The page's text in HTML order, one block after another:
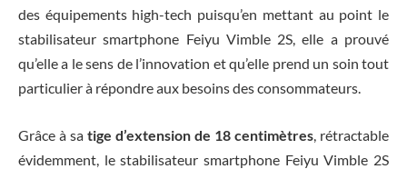
des équipements high-tech puisqu’en mettant au point le
stabilisateur smartphone Feiyu Vimble 2S, elle a prouvé
qu’elle a le sens de l’innovation et qu’elle prend un soin tout
particulier à répondre aux besoins des consommateurs.
Grâce à sa tige d’extension de 18 centimètres, rétractable
évidemment, le stabilisateur smartphone Feiyu Vimble 2S